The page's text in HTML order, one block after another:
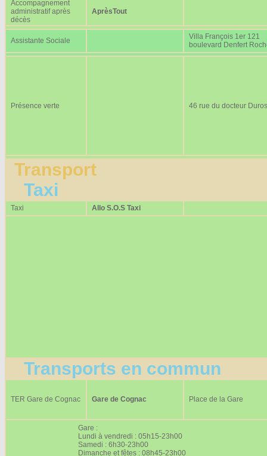
Accompagnement
administratif après
décès
AprèsTout
Assistante Sociale
Villa François 1er 121
boulevard Denfert
Présence verte 46 rue du docteur
Transport
Taxi
Taxi Allo S.O.S Taxi
Transports en commun
TER Gare de Cognac Gare de Cognac Place de la Gare
Gare :
Lundi à vendredi : 05h15-23h00
Samedi : 6h30-23h00
Dimanche et fêtes : 08h45-23h00